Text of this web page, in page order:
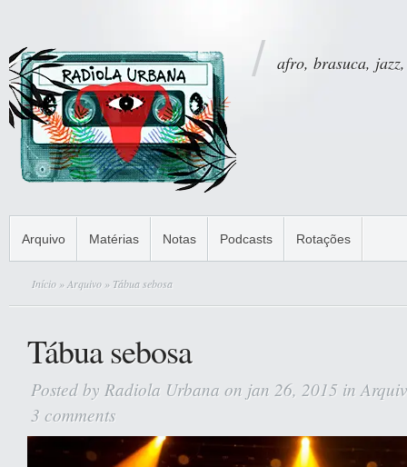
afro, brasuca,
Arquivo Matérias Notas Podcasts Rotações
Início »Arquivo » Tábua sebosa
Tábua sebosa
Posted by Radiola Urbana on jan 26, 2015 in
3 comments